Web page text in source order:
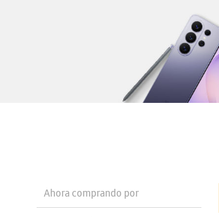
Ahora comprando por